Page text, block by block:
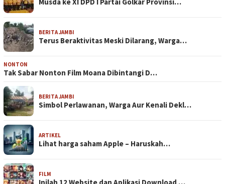
BERITA JAMBI
Terus Beraktivitas Meski Dilarang, Warga…
NONTON
Tak Sabar Nonton Film Moana Dibintangi D…
BERITA JAMBI
Simbol Perlawanan, Warga Aur Kenali Dekl…
ARTIKEL
Lihat harga saham Apple – Haruskah…
FILM
Inilah 12 Website dan Aplikasi Download …